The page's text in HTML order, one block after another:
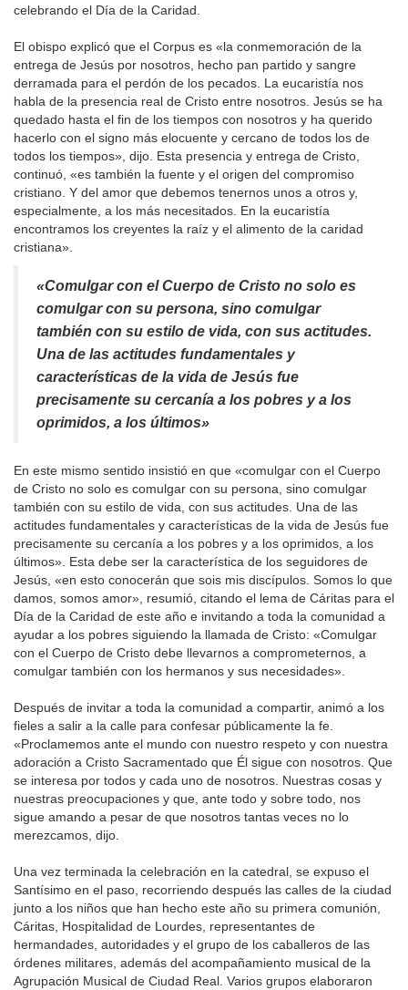
celebrando el Día de la Caridad.
El obispo explicó que el Corpus es «la conmemoración de la
entrega de Jesús por nosotros, hecho pan partido y sangre
derramada para el perdón de los pecados. La eucaristía nos
habla de la presencia real de Cristo entre nosotros. Jesús se ha
quedado hasta el fin de los tiempos con nosotros y ha querido
hacerlo con el signo más elocuente y cercano de todos los de
todos los tiempos», dijo. Esta presencia y entrega de Cristo,
continuó, «es también la fuente y el origen del compromiso
cristiano. Y del amor que debemos tenernos unos a otros y,
especialmente, a los más necesitados. En la eucaristía
encontramos los creyentes la raíz y el alimento de la caridad
cristiana».
«Comulgar con el Cuerpo de Cristo no solo es
comulgar con su persona, sino comulgar
también con su estilo de vida, con sus actitudes.
Una de las actitudes fundamentales y
características de la vida de Jesús fue
precisamente su cercanía a los pobres y a los
oprimidos, a los últimos»
En este mismo sentido insistió en que «comulgar con el Cuerpo
de Cristo no solo es comulgar con su persona, sino comulgar
también con su estilo de vida, con sus actitudes. Una de las
actitudes fundamentales y características de la vida de Jesús fue
precisamente su cercanía a los pobres y a los oprimidos, a los
últimos». Esta debe ser la característica de los seguidores de
Jesús, «en esto conocerán que sois mis discípulos. Somos lo que
damos, somos amor», resumió, citando el lema de Cáritas para el
Día de la Caridad de este año e invitando a toda la comunidad a
ayudar a los pobres siguiendo la llamada de Cristo: «Comulgar
con el Cuerpo de Cristo debe llevarnos a comprometernos, a
comulgar también con los hermanos y sus necesidades».
Después de invitar a toda la comunidad a compartir, animó a los
fieles a salir a la calle para confesar públicamente la fe.
«Proclamemos ante el mundo con nuestro respeto y con nuestra
adoración a Cristo Sacramentado que Él sigue con nosotros. Que
se interesa por todos y cada uno de nosotros. Nuestras cosas y
nuestras preocupaciones y que, ante todo y sobre todo, nos
sigue amando a pesar de que nosotros tantas veces no lo
merezcamos, dijo.
Una vez terminada la celebración en la catedral, se expuso el
Santísimo en el paso, recorriendo después las calles de la ciudad
junto a los niños que han hecho este año su primera comunión,
Cáritas, Hospitalidad de Lourdes, representantes de
hermandades, autoridades y el grupo de los caballeros de las
órdenes militares, además del acompañamiento musical de la
Agrupación Musical de Ciudad Real. Varios grupos elaboraron